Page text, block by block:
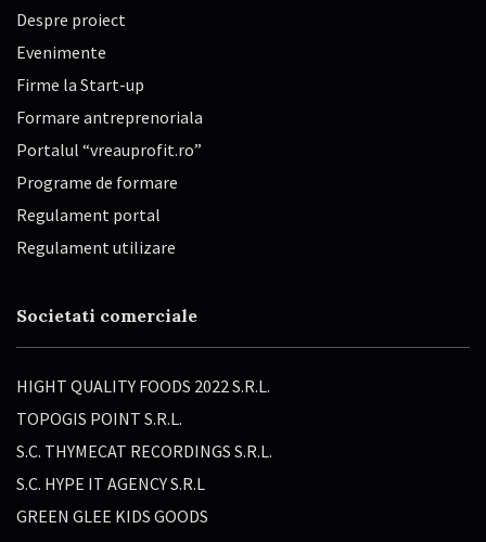
Despre proiect
Evenimente
Firme la Start-up
Formare antreprenoriala
Portalul “vreauprofit.ro”
Programe de formare
Regulament portal
Regulament utilizare
Societati comerciale
HIGHT QUALITY FOODS 2022 S.R.L.
TOPOGIS POINT S.R.L.
S.C. THYMECAT RECORDINGS S.R.L.
S.C. HYPE IT AGENCY S.R.L
GREEN GLEE KIDS GOODS